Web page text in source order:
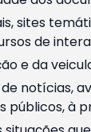
sites
de
e da
notícias,
públicos, à